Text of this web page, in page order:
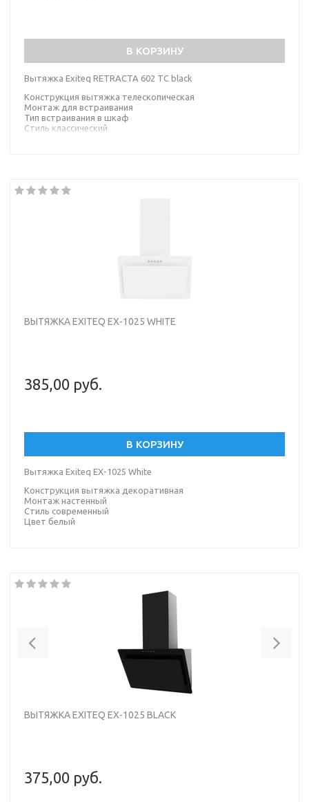
В КОРЗИНУ
Вытяжка Exiteq RETRACTA 602 TС black
Конструкция вытяжка телескопическая
Монтаж для встраивания
Тип встраивания в шкаф
Стиль классический
ВЫТЯЖКА EXITEQ EX-1025 WHITE
385,00 руб.
В КОРЗИНУ
Вытяжка Exiteq EX-1025 White
Конструкция вытяжка декоративная
Монтаж настенный
Стиль современный
Цвет белый
ВЫТЯЖКА EXITEQ EX-1025 BLACK
375,00 руб.